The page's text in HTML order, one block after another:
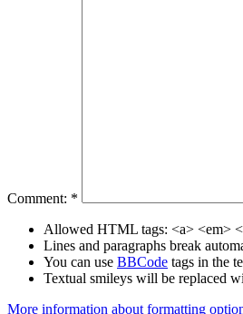
Comment: *
Allowed HTML tags: <a> <em>
Lines and paragraphs break
You can use BBCode tags in the
Textual smileys will be replaced
More information about formatting